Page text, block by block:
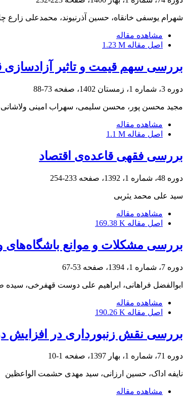
شهرام یوسفی خانقاه، حسین آذرنیوند، محمدعلی
مشاهده مقاله
اصل مقاله 1.23 M
بررسی سهم قیمت و تاثیر آزادسازی
دوره 3، شماره 1، زمستان 1402، صفحه 73-88
مجید محسن پور، محسن سلیمی، سهراب امینی
مشاهده مقاله
اصل مقاله 1.1 M
بررسی فقهی قاعده‌ی اقتصاد
دوره 48، شماره 1، 1392، صفحه 233-254
سید علی محمد یثربی
مشاهده مقاله
اصل مقاله 169.38 K
بررسی مشکلات و موانع
دوره 7، شماره 1، 1394، صفحه 53-67
ابوالفضل فراهانی، ابراهیم علی دوست قهفرخی،
مشاهده مقاله
اصل مقاله 190.26 K
بررسی نقش زنبورداری در افزایش
دوره 71، شماره 1، بهار 1397، صفحه 1-10
نایفه اداک، حسین ارزانی، سید مهدی حشمت الواعظین
مشاهده مقاله